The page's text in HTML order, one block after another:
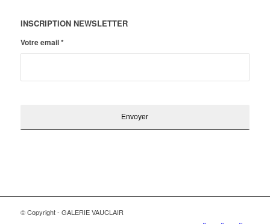
INSCRIPTION NEWSLETTER
Votre email*
© Copyright - GALERIE VAUCLAIR